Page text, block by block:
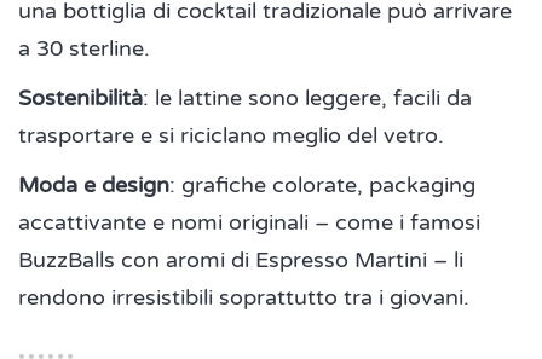
una bottiglia di cocktail tradizionale può arrivare
a 30 sterline.
Sostenibilità: le lattine sono leggere, facili da
trasportare e si riciclano meglio del vetro.
Moda e design: grafiche colorate, packaging
accattivante e nomi originali – come i famosi
BuzzBalls con aromi di Espresso Martini – li
rendono irresistibili soprattutto tra i giovani.